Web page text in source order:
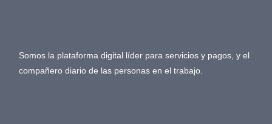
Somos la plataforma digital líder para servicios y pagos, y el
compañero diario de las personas en el trabajo.